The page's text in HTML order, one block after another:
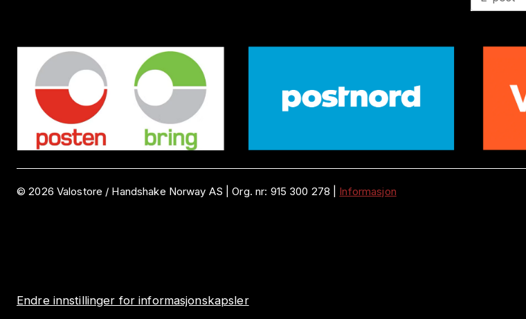
©2026 Valostore / Handshake Norway AS |Org. nr: 915 300 278 Informasjon
Endre innstillinger for informasjonskapsler